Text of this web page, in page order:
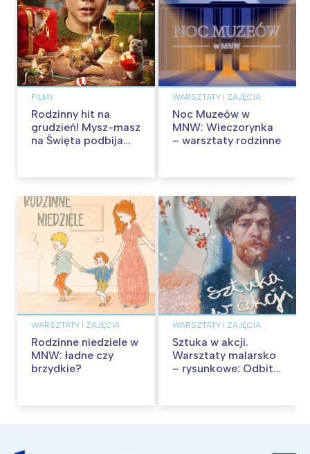
FILMY
Rodzinny hit na
grudzień! Mysz-masz
na Święta podbija
WARSZTATY I ZAJĘCIA
Noc Muzeów w
MNW: Wieczorynka
– warsztaty rodzinne
WARSZTATY I ZAJĘCIA
Rodzinne niedziele w
MNW: ładne czy
brzydkie?
WARSZTATY I ZAJĘCIA
Sztuka w akcji.
Warsztaty malarsko
– rysunkowe: Odbite